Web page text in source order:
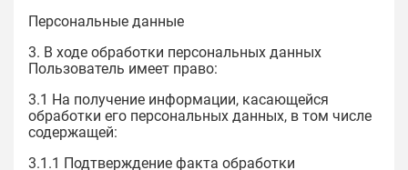
Персональные данные
3. В ходе обработки персональных данных
Пользователь имеет право:
3.1 На получение информации, касающейся
обработки его персональных данных, в том числе
содержащей:
3.1.1 Подтверждение факта обработки